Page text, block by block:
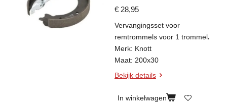
€ 28,95
Vervangingsset voor
remtrommels voor 1 trommel.
Merk: Knott
Maat: 200x30
Bekijk details
In winkelwagen